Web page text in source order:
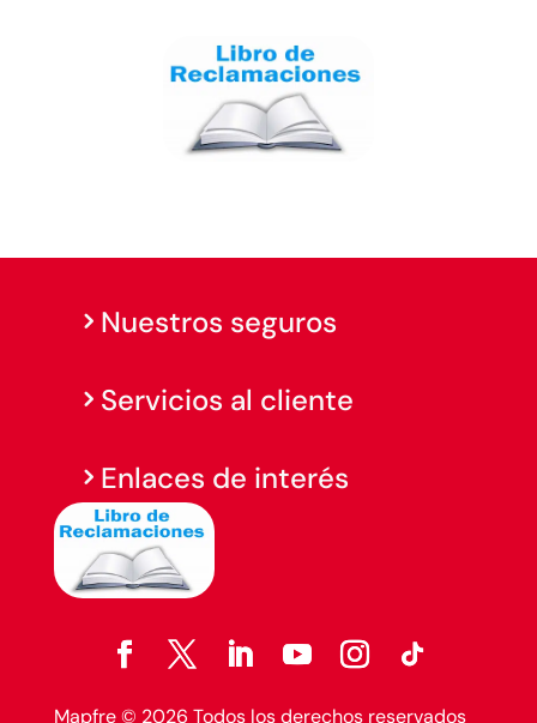
Nuestros seguros
Servicios al cliente
Enlaces de interés
Mapfre © 2026 Todos los derechos reservados